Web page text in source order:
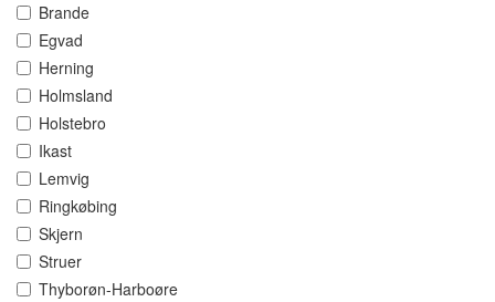
Brande
Egvad
Herning
Holmsland
Holstebro
Ikast
Lemvig
Ringkøbing
Skjern
Struer
Thyborøn-Harboøre